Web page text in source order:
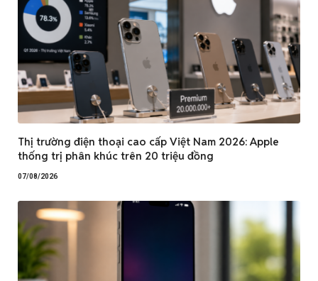
Thị trường điện thoại cao cấp Việt Nam 2026: Apple
thống trị phân khúc trên 20 triệu đồng
07/08/2026